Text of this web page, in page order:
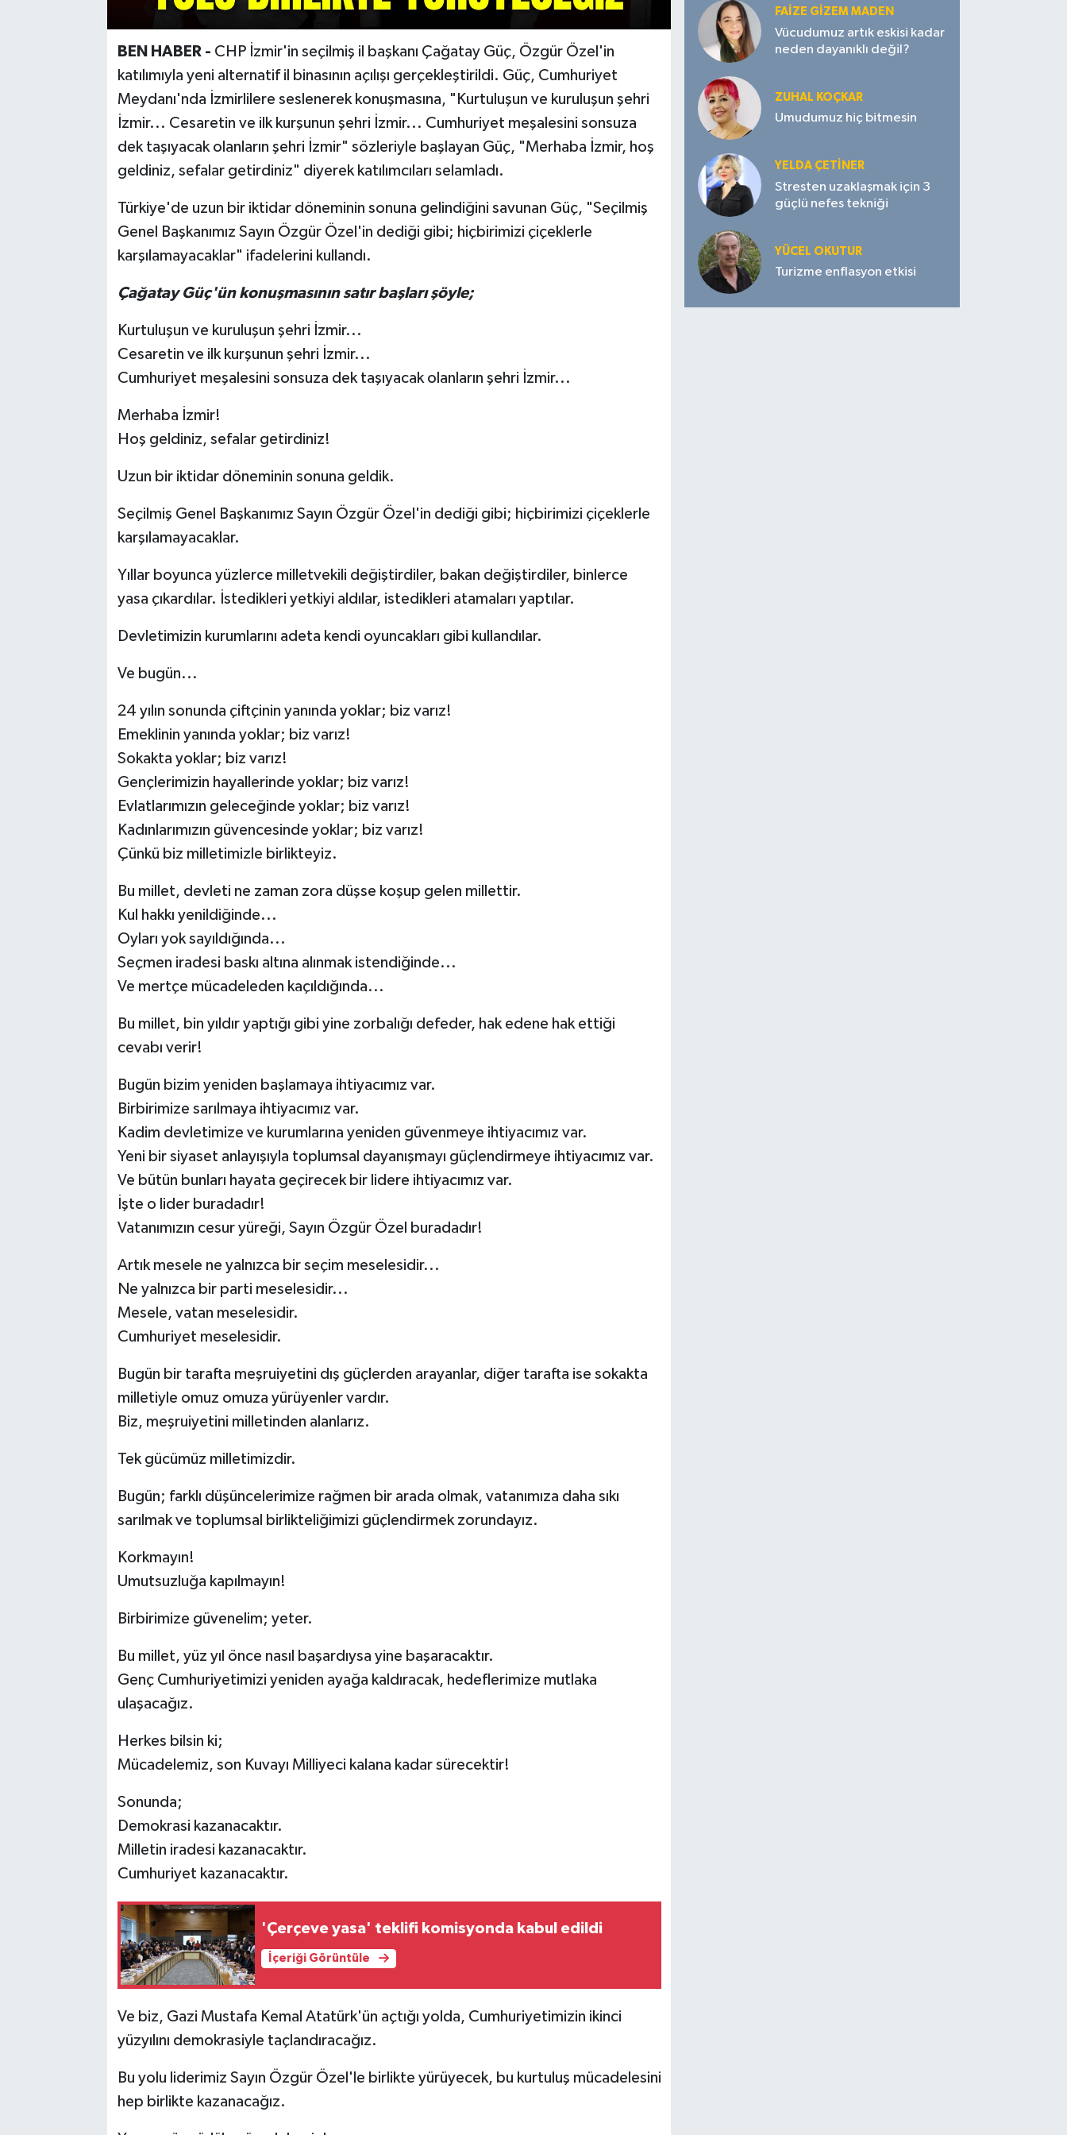
BEN HABER - CHP İzmir'in seçilmiş il başkanı Çağatay Güç, Özgür Özel'in
katılımıyla yeni alternatif il binasının açılışı gerçekleştirildi. Güç, Cumhuriyet
Meydanı'nda İzmirlilere seslenerek konuşmasına, "Kurtuluşun ve kuruluşun şehri
İzmir... Cesaretin ve ilk kurşunun şehri İzmir... Cumhuriyet meşalesini sonsuza
dek taşıyacak olanların şehri İzmir" sözleriyle başlayan Güç, "Merhaba İzmir, hoş
geldiniz, sefalar getirdiniz" diyerek katılımcıları selamladı.
Türkiye'de uzun bir iktidar döneminin sonuna gelindiğini savunan Güç, "Seçilmiş
Genel Başkanımız Sayın Özgür Özel'in dediği gibi; hiçbirimizi çiçeklerle
karşılamayacaklar" ifadelerini kullandı.
Çağatay Güç'ün konuşmasının satır başları şöyle;
Kurtuluşun ve kuruluşun şehri İzmir...
Cesaretin ve ilk kurşunun şehri İzmir...
Cumhuriyet meşalesini sonsuza dek taşıyacak olanların şehri İzmir...
Merhaba İzmir!
Hoş geldiniz, sefalar getirdiniz!
Uzun bir iktidar döneminin sonuna geldik.
Seçilmiş Genel Başkanımız Sayın Özgür Özel'in dediği gibi; hiçbirimizi çiçeklerle
karşılamayacaklar.
Yıllar boyunca yüzlerce milletvekili değiştirdiler, bakan değiştirdiler, binlerce
yasa çıkardılar. İstedikleri yetkiyi aldılar, istedikleri atamaları yaptılar.
Devletimizin kurumlarını adeta kendi oyuncakları gibi kullandılar.
Ve bugün...
24 yılın sonunda çiftçinin yanında yoklar; biz varız!
Emeklinin yanında yoklar; biz varız!
Sokakta yoklar; biz varız!
Gençlerimizin hayallerinde yoklar; biz varız!
Evlatlarımızın geleceğinde yoklar; biz varız!
Kadınlarımızın güvencesinde yoklar; biz varız!
Çünkü biz milletimizle birlikteyiz.
Bu millet, devleti ne zaman zora düşse koşup gelen millettir.
Kul hakkı yenildiğinde...
Oyları yok sayıldığında...
Seçmen iradesi baskı altına alınmak istendiğinde...
Ve mertçe mücadeleden kaçıldığında...
Bu millet, bin yıldır yaptığı gibi yine zorbalığı defeder, hak edene hak ettiği
cevabı verir!
Bugün bizim yeniden başlamaya ihtiyacımız var.
Birbirimize sarılmaya ihtiyacımız var.
Kadim devletimize ve kurumlarına yeniden güvenmeye ihtiyacımız var.
Yeni bir siyaset anlayışıyla toplumsal dayanışmayı güçlendirmeye ihtiyacımız var.
Ve bütün bunları hayata geçirecek bir lidere ihtiyacımız var.
İşte o lider buradadır!
Vatanımızın cesur yüreği, Sayın Özgür Özel buradadır!
Artık mesele ne yalnızca bir seçim meselesidir...
Ne yalnızca bir parti meselesidir...
Mesele, vatan meselesidir.
Cumhuriyet meselesidir.
Bugün bir tarafta meşruiyetini dış güçlerden arayanlar, diğer tarafta ise sokakta
milletiyle omuz omuza yürüyenler vardır.
Biz, meşruiyetini milletinden alanlarız.
Tek gücümüz milletimizdir.
Bugün; farklı düşüncelerimize rağmen bir arada olmak, vatanımıza daha sıkı
sarılmak ve toplumsal birlikteliğimizi güçlendirmek zorundayız.
Korkmayın!
Umutsuzluğa kapılmayın!
Birbirimize güvenelim; yeter.
Bu millet, yüz yıl önce nasıl başardıysa yine başaracaktır.
Genç Cumhuriyetimizi yeniden ayağa kaldıracak, hedeflerimize mutlaka
ulaşacağız.
Herkes bilsin ki;
Mücadelemiz, son Kuvayı Milliyeci kalana kadar sürecektir!
Sonunda;
Demokrasi kazanacaktır.
Milletin iradesi kazanacaktır.
Cumhuriyet kazanacaktır.
'Çerçeve yasa' teklifi komisyonda kabul edildi
İçeriği Görüntüle
Ve biz, Gazi Mustafa Kemal Atatürk'ün açtığı yolda, Cumhuriyetimizin ikinci
yüzyılını demokrasiyle taçlandıracağız.
Bu yolu liderimiz Sayın Özgür Özel'le birlikte yürüyecek, bu kurtuluş mücadelesini
hep birlikte kazanacağız.
FAIZE GIZEM MADEN
Vücudumuz artık eskisi kadar
neden dayanıklı değil?
ZUHAL KOÇKAR
Umudumuz hiç bitmesin
YELDA ÇETİNER
Stresten uzaklaşmak için 3
güçlü nefes tekniği
YÜCEL OKUTUR
Turizme enflasyon etkisi